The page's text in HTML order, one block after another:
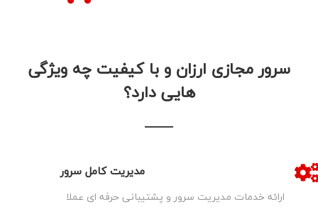
سرور مجازی ارزان و با کیفیت چه ویژگی
هایی دارد؟
مدیریت کامل سرور
ارائه خدمات مدیریت سرور و پشتیبانی حرفه ای عملا